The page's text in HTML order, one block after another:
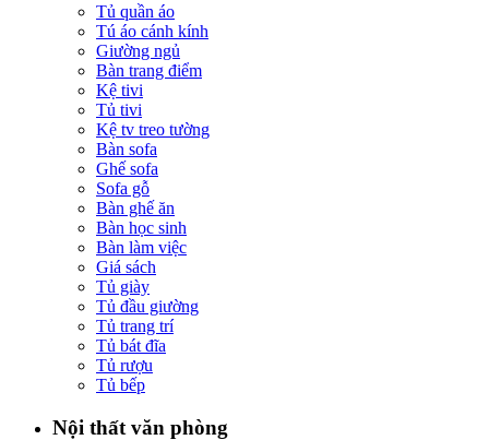
Tủ quần áo
Tú áo cánh kính
Giường ngủ
Bàn trang điểm
Kệ tivi
Tủ tivi
Kệ tv treo tường
Bàn sofa
Ghế sofa
Sofa gỗ
Bàn ghế ăn
Bàn học sinh
Bàn làm việc
Giá sách
Tủ giày
Tủ đầu giường
Tủ trang trí
Tủ bát đĩa
Tủ rượu
Tủ bếp
Nội thất văn phòng